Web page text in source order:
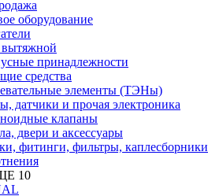
оборудование
вытяжной
принадлежности
средства
элементы (ТЭНы)
датчики и прочая электроника
клапаны
двери и аксессуары
фитинги, фильтры, каплесборники
10